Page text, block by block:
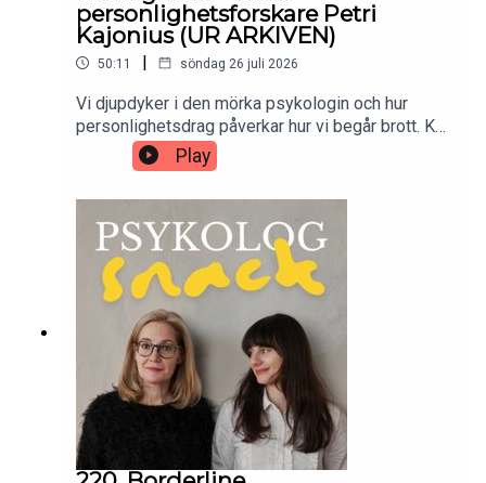
personlighetsforskare Petri
Kajonius (UR ARKIVEN)
50:11 | söndag 26 juli 2026
Vi djupdyker i den mörka psykologin och hur
personlighetsdrag påverkar hur vi begår brott. Kan
vi med hjälp av profilering och specifikt
gärningsmannaprofilering både förebygga och
personlighetsforskaren Petri Kajonius i veckans
avsnitt.Petri har tillsammans med Anna Dåderman
skrivit boken Gärningsmannaprofilering:
personlighetens betydelse för utförandet av ett
brott.Ljud: @straydogstudios
Play